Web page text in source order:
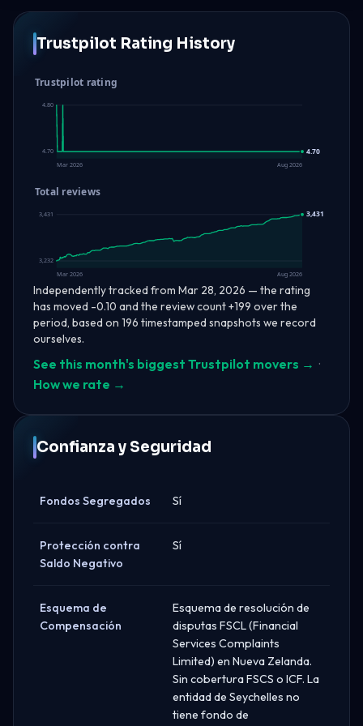
Trustpilot Rating History
Trustpilot rating
4.80
4.70 4.70
Mar 2026 Aug 2026
Total reviews
3,431
3,232
3,431
Mar 2026 Aug 2026
Independently tracked from Mar 28, 2026 — the rating
has moved -0.10 and the review count +199 over the
period, based on 196 timestamped snapshots we record
ourselves.
See this month's biggest Trustpilot movers → ·
How we rate →
Confianza y Seguridad
Fondos Segregados Sí
Protección contra
Saldo Negativo
Sí
Esquema de
Compensación
Esquema de resolución de
disputas FSCL (Financial
Services Complaints
Limited) en Nueva Zelanda.
Sin cobertura FSCS o ICF. La
entidad de Seychelles no
tiene fondo de